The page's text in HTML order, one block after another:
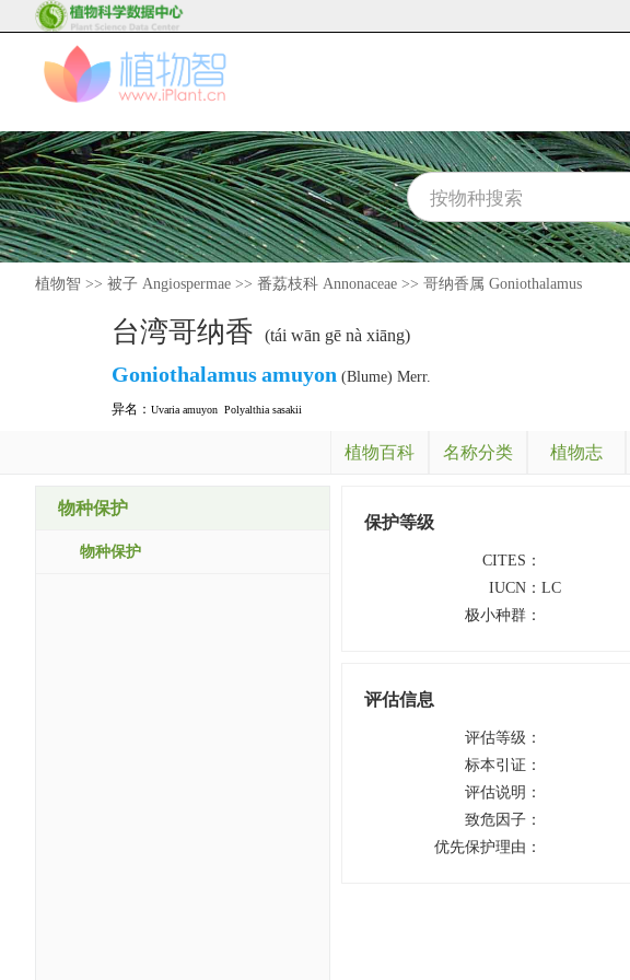
植物智 >> 被子 Angiospermae >> 番荔枝科 Annonaceae >> 哥纳香属 Goniothalamus
台湾哥纳香 (tái wān gē nà xiāng)
Goniothalamusamuyon (Blume) Merr.
异名： Uvaria amuyon Polyalthia sasakii
植物百科 名称分类 植物志
物种保护
物种保护
保护等级
CITES：
IUCN： LC
极小种群：
评估信息
评估等级：
标本引证：
评估说明：
致危因子：
优先保护理由：